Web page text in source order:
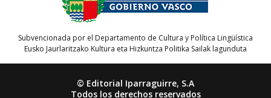
Subvencionada por el Departamento de Cultura y Política Lingüística
Eusko Jaurlaritzako Kultura eta Hizkuntza Politika Sailak lagunduta
© Editorial Iparraguirre, S.A
Todos los derechos reservados